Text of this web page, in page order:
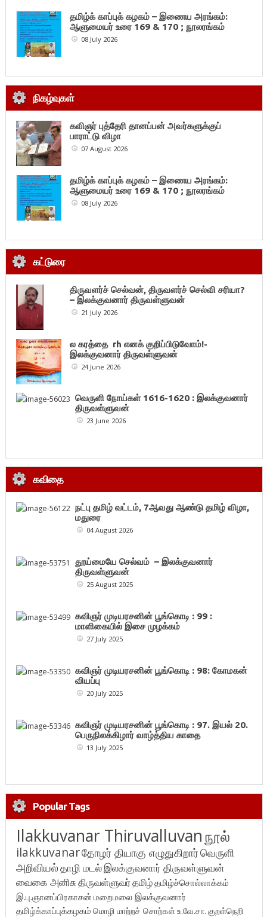
தமிழ்க் காப்புக் கழகம் – இணைய அரங்கம்:
ஆளுமையர் உரை 169 & 170 ; நூலரங்கம்
08 July 2026
நிகழ்வுகள்
கவிஞர் புத்தேரி தானப்பன் அவர்களுக்குப்
பாராட்டு விழா
07 August 2026
தமிழ்க் காப்புக் கழகம் – இணைய அரங்கம்:
ஆளுமையர் உரை 169 & 170 ; நூலரங்கம்
08 July 2026
கட்டுரை
திருவளர்ச் செல்வன், திருவளர்ச் செல்வி சரியா?
– இலக்குவனார் திருவள்ளுவன்
21 July 2026
ல கரத்தை rh எனக் குறிப்பிடுவோம்!-
இலக்குவனார் திருவள்ளுவன்
24 June 2026
வெருளி நோய்கள் 1616-1620 : இலக்குவனார்
திருவள்ளுவன்
23 June 2026
கவிதை
நட்பு தமிழ் வட்டம், 7ஆவது ஆண்டு தமிழ் விழா,
மதுரை
04 August 2026
தூய்மையே செல்வம் – இலக்குவனார்
திருவள்ளுவன்
25 August 2025
கவிஞர் முடியரசனின் பூங்கொடி : 99 :
மாளிகையில் இசை முழக்கம்
27 July 2025
கவிஞர் முடியரசனின் பூங்கொடி : 98: கோமகன்
வியப்பு
20 July 2025
கவிஞர் முடியரசனின் பூங்கொடி : 97. இயல் 20.
பெருநிலக்கிழார் வாழ்த்திய காதை
13 July 2025
Popular Tags
Ilakkuvanar Thiruvalluvanநூல்
ilakkuvanarதோழர் தியாகு எழுதுகிறார்வெருளி
அறிவியல்தாழி மடல்இலக்குவனார் திருவள்ளுவன்
வைகை அனிசுதிருவள்ளுவர்தமிழ்தமிழ்ச்சொல்லாக்கம்
இ.பு.ஞானப்பிரகாசன் மறைமலை இலக்குவனார்
தமிழ்க்காப்புக்கழகம் மொழி மாற்றச் சொற்கள்உ.வே.சா. குறள்நெறி